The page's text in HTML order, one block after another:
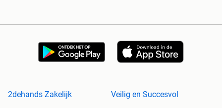
2dehands Zakelijk
Veilig en Succesvol